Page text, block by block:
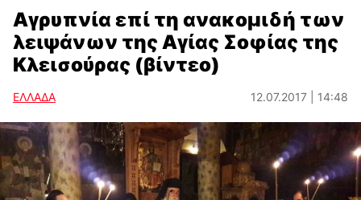
Αγρυπνία επί τη ανακομιδή των
λειψάνων της Αγίας Σοφίας της
Κλεισούρας (βίντεο)
ΕΛΛΑΔΑ 12.07.2017 | 14:48